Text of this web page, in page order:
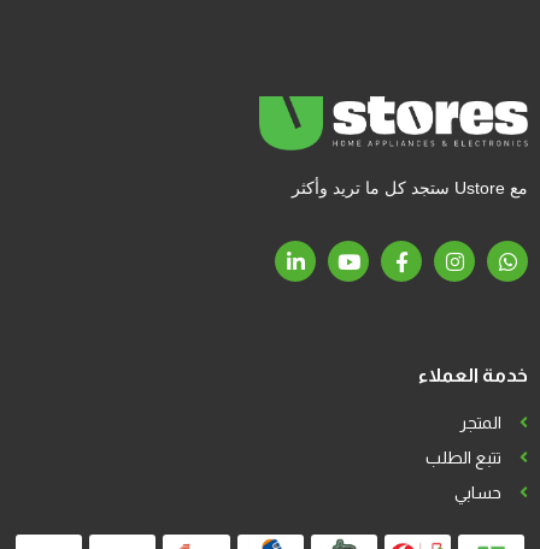
مع Ustore ستجد كل ما تريد وأكثر
خدمة العملاء
المتجر
تتبع الطلب
حسابي